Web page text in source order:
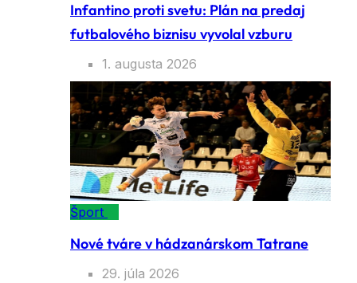
Infantino proti svetu: Plán na predaj
futbalového biznisu vyvolal vzburu
1. augusta 2026
Šport
Nové tváre v hádzanárskom Tatrane
29. júla 2026